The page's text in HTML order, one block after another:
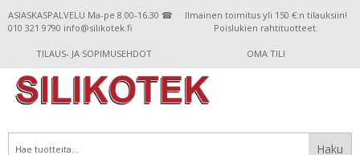
ASIASKASPALVELU Ma-pe 8.00-16.30 ☎
010 321 9790 info@silikotek.fi
Ilmainen toimitus yli 150 €:n tilauksiin!
Poislukien rahtituotteet.
TILAUS- JA SOPIMUSEHDOT OMA TILI